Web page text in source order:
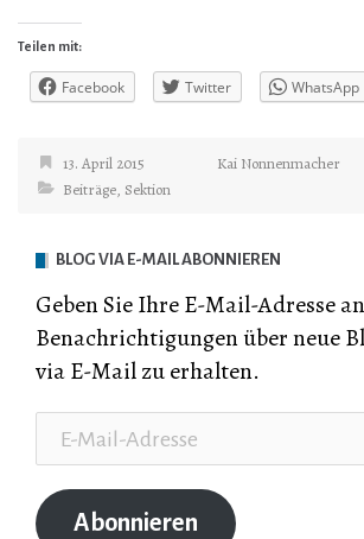
Teilen mit:
Facebook Twitter WhatsApp
13. April 2015
Kai Nonnenmacher
Beiträge, Sektion
BLOG VIA E-MAIL ABONNIEREN
Geben Sie Ihre E-Mail-Adresse
Benachrichtigungen über neue
via E-Mail zu erhalten.
Mail-
Adresse
Abonnieren